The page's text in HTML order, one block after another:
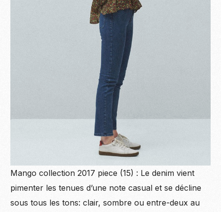
Mango collection 2017 piece (15) : Le denim vient
pimenter les tenues d’une note casual et se décline
sous tous les tons: clair, sombre ou entre-deux au